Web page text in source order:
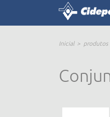
Inicial produtos